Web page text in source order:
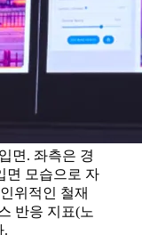
면. 좌측은 경
면 모습으로 자
위적인 철재
반응 지표(노
.